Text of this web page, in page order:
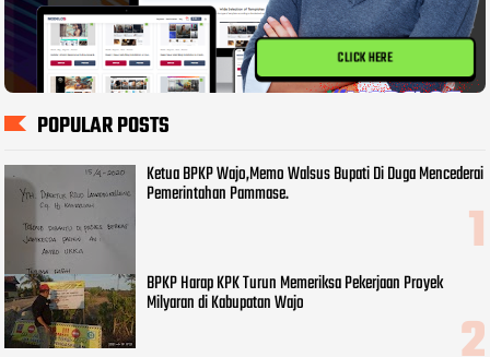
CLICK HERE
POPULAR POSTS
Ketua BPKP Wajo,Memo Walsus Bupati Di Duga Mencederai
Pemerintahan Pammase.
BPKP Harap KPK Turun Memeriksa Pekerjaan Proyek
Milyaran di Kabupatan Wajo